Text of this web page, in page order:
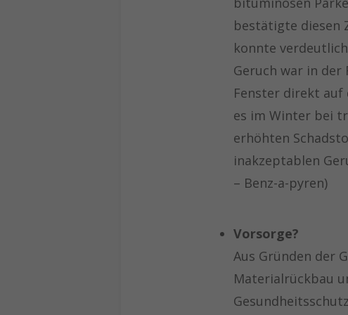
bestätigte diesen
konnte
Geruch war in der
Fenster direkt auf
es im Winter bei
erhöhten
inakzeptablen
– Benz-a-pyren)
Vorsorge?
Aus Gründen der
Materialrückbau